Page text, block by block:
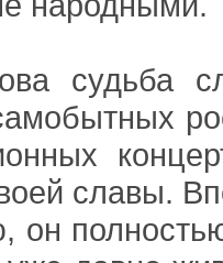
судьба
славы.
он